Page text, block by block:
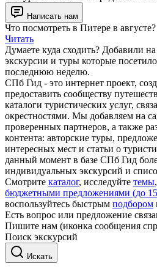
Написать нам
Что посмотреть в Питере в августе?
Читать
Думаете куда сходить? Добавили на
экскурсии и туры которые
последнюю неделю.
СПб Гид - это интернет проект,
предоставить сообществу
каталоги туристических услуг,
окрестностями. Мы добавляем на
проверенных партнеров, а также
контента: авторские туры,
интересных мест и статьи о
данный момент в базе СПб Гид
индивидуальных экскурсий и
Смотрите каталог, исследуйте темы
бюджетными предложениями (до
воспользуйтесь быстрым подбором
Есть вопрос или предложение
Пишите нам (иконка сообщения
Поиск экскурсий
Искать